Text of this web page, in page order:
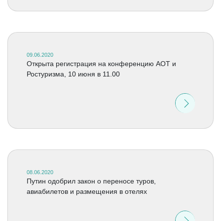
09.06.2020
Открыта регистрация на конференцию АОТ и
Ростуризма, 10 июня в 11.00
08.06.2020
Путин одобрил закон о переносе туров,
авиабилетов и размещения в отелях